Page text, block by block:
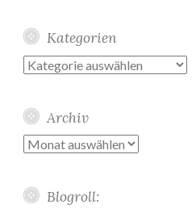
Kategorien
Kategorien
Archiv
Archiv
Blogroll: